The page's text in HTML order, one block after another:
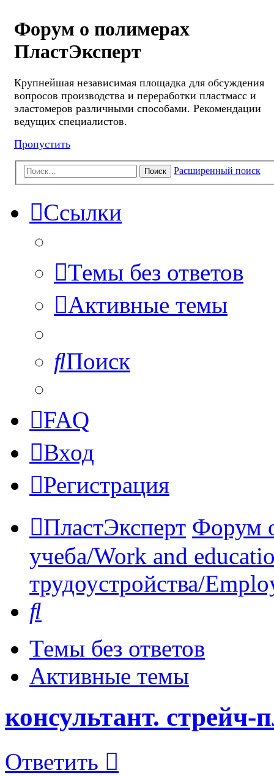
Форум о полимерах
ПластЭксперт
Крупнейшая независимая площадка для обсуждения
вопросов производства и переработки пластмасс и
эластомеров различными способами. Рекомендации
ведущих специалистов.
Пропустить
Поиск Расширенный поиск
Ссылки
Темы без ответов
Активные темы
Поиск
FAQ
Вход
Регистрация
ПластЭксперт Форум
учеба/Work and
трудоустройства/
Темы без ответов
Активные темы
консультант. стрейч-
Ответить